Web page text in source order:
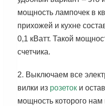
мощность лампочек в
прихожей и кухне
0,1 кВатт. Такой
счетчика.
2. Выключаем все
вилки из розеток и
мощность которого нам